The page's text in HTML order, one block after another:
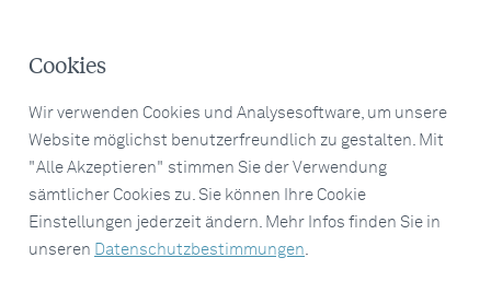
Cookies
Wir verwenden Cookies und Analysesoftware, um unsere
Website möglichst benutzerfreundlich zu gestalten. Mit
"Alle Akzeptieren" stimmen Sie der Verwendung
sämtlicher Cookies zu. Sie können Ihre Cookie
Einstellungen jederzeit ändern. Mehr Infos finden Sie in
unseren Datenschutzbestimmungen.